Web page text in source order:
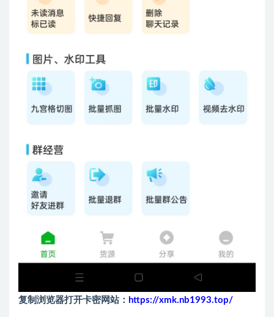
复制浏览器打开卡密网站： https://xmk.nb1993.top/